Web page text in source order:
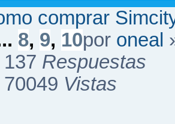
comprar
8, 9, 10por oneal
137 Respuestas
70049 Vistas